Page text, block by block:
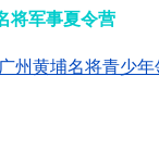
将军事夏令营
州黄埔名将青少